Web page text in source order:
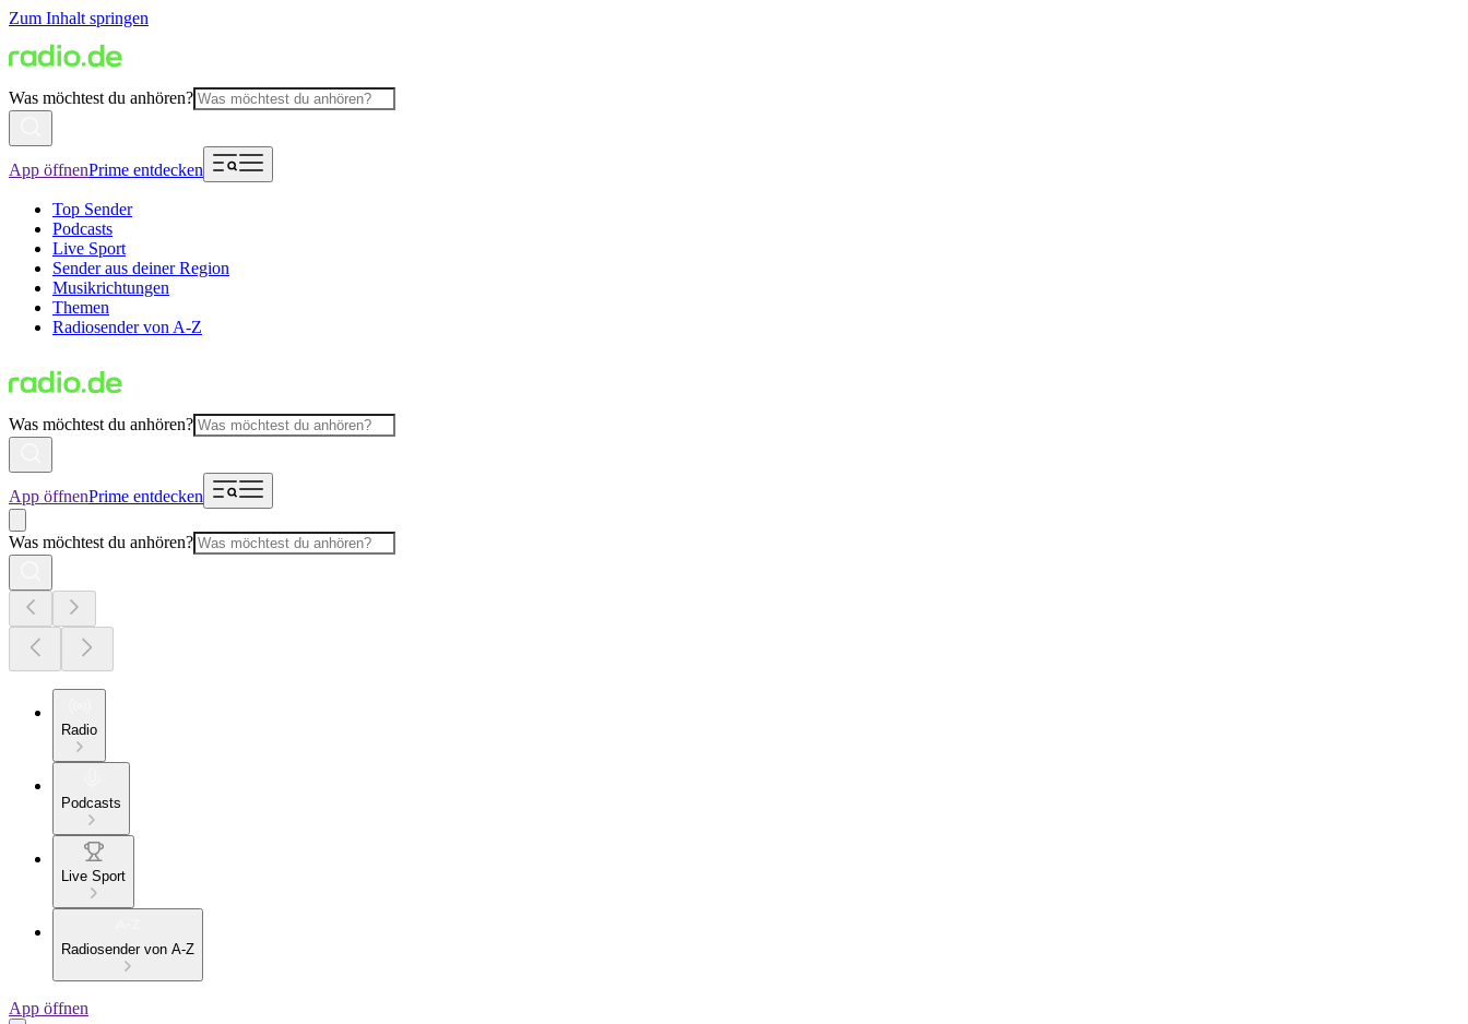
Zum Inhalt springen
Was möchtest du anhören?
App öffnenPrime entdecken
Top Sender
Podcasts
Live Sport
Sender aus deiner Region
Musikrichtungen
Themen
Radiosender von A-Z
Was möchtest du anhören?
App öffnenPrime entdecken
Was möchtest du anhören?
Radio
Podcasts
Live Sport
Radiosender von A-Z
App öffnen